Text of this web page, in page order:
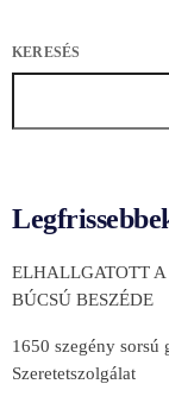
KERESÉS
ELHALLGATOTT A
BÚCSÚ BESZÉDE
1650 szegény sorsú
Szeretetszolgálat